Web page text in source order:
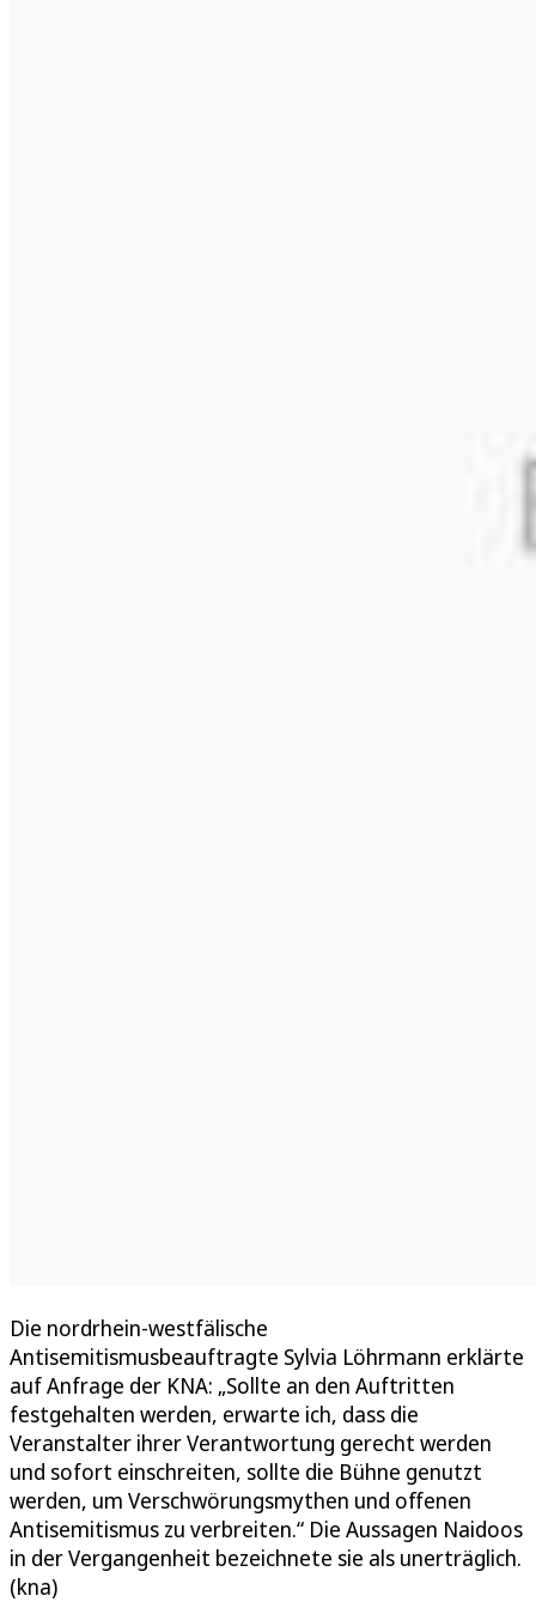
Die nordrhein-westfälische
Antisemitismusbeauftragte Sylvia Löhrmann erklärte
auf Anfrage der KNA: „Sollte an den Auftritten
festgehalten werden, erwarte ich, dass die
Veranstalter ihrer Verantwortung gerecht werden
und sofort einschreiten, sollte die Bühne genutzt
werden, um Verschwörungsmythen und offenen
Antisemitismus zu verbreiten.“ Die Aussagen Naidoos
in der Vergangenheit bezeichnete sie als unerträglich.
(kna)